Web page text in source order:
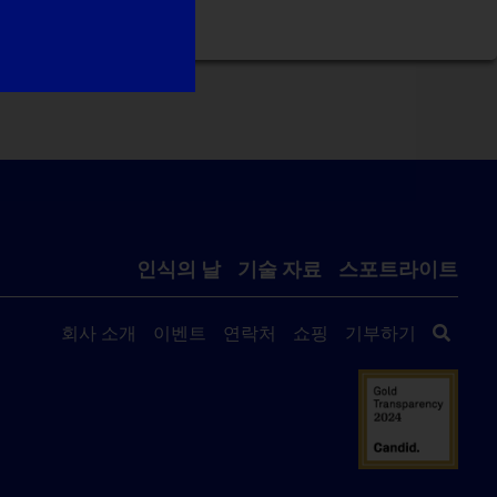
인식의 날 기술 자료 스포트라이트
회사 소개 이벤트 연락처 쇼핑 기부하기